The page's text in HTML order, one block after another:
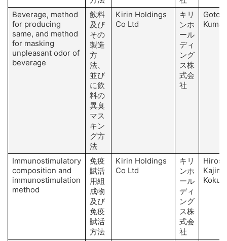
Beverage, method
for producing
same, and method
for masking
unpleasant odor of
beverage
飲料
及び
その
製造
方
法、
並び
に飲
料の
異臭
マス
キン
グ方
法
Kirin Holdings
Co Ltd
キリ
ンホ
ール
ディ
ング
ス株
式会
社
Goto
Immunostimulatory
composition and
immunostimulation
method
免疫
賦活
用組
成物
及び
免疫
賦活
方法
Kirin Holdings
Co Ltd
キリ
ンホ
ール
ディ
ング
ス株
式会
社